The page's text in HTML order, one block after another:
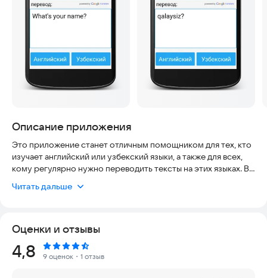
Описание приложения
Это приложение станет отличным помощником для тех, кто
изучает английский или узбекский языки, а также для всех,
кому регулярно нужно переводить тексты на этих языках. Вы
данные защищены, а интерфейс интуитивно понятен, что
стандартам и работать стабильно на последних версиях
операционных систем. Однако важно помнить, что
машинный перевод — это инструмент, который не всегда
дает 100% точность, поэтому для важных документов или
Читать дальше
Оценки и отзывы
Рейтинг:
4,8 9 оценок ・1 отзыв